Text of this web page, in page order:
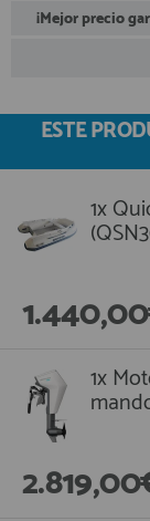
¡Mejor precio
ESTE
1x
1x